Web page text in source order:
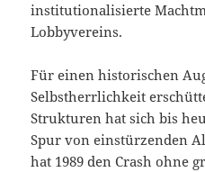
institutionalisierte
Lobbyvereins.
Für einen historischen
Selbstherrlichkeit
Strukturen hat sich bis
Spur von einstürzenden
hat 1989 den Crash ohne